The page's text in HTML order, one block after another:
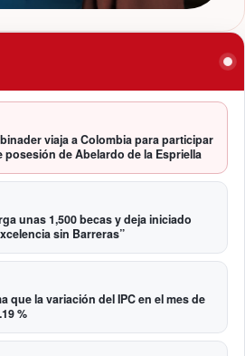
viaja a Colombia para participar
posesión de Abelardo de la Espriella
unas 1,500 becas y deja iniciado
sin Barreras”
que la variación del IPC en el mes de
%